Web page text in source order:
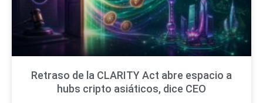
Retraso de la CLARITY Act abre espacio a
hubs cripto asiáticos, dice CEO